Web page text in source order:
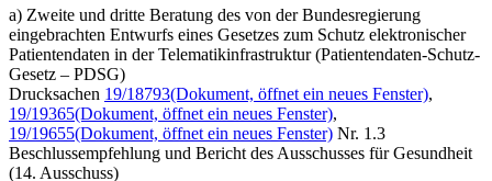
a) Zweite und dritte Beratung des von der Bundesregierung
eingebrachten Entwurfs eines Gesetzes zum Schutz elektronischer
Patientendaten in der Telematikinfrastruktur (Patientendaten-Schutz-
Gesetz – PDSG)
Drucksachen 19/18793(Dokument, öffnet ein neues Fenster),
19/19365(Dokument, öffnet ein neues Fenster),
19/19655(Dokument, öffnet ein neues Fenster) Nr. 1.3
Beschlussempfehlung und Bericht des Ausschusses für Gesundheit
(14. Ausschuss)